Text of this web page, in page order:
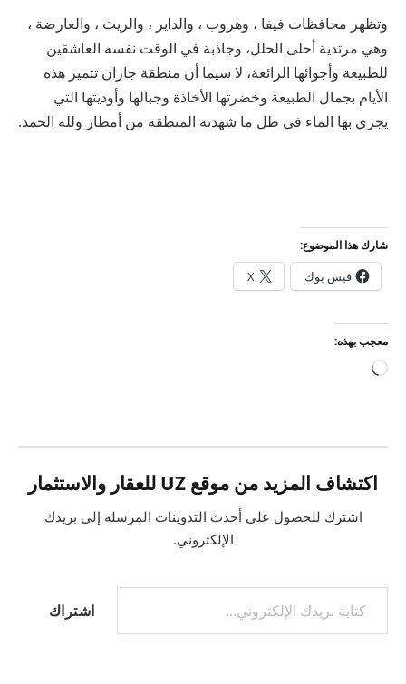
وتظهر محافظات فيفا ، وهروب ، والداير ، والريث ، والعارضة ،
وهي مرتدية أحلى الحلل، وجاذبة في الوقت نفسه العاشقين
للطبيعة وأجوائها الرائعة، لا سيما أن منطقة جازان تتميز هذه
الأيام بجمال الطبيعة وخضرتها الأخاذة وجبالها وأوديتها التي
يجري بها الماء في ظل ما شهدته المنطقة من أمطار ولله الحمد.
شارك هذا الموضوع:
فيس بوك X
معجب بهذه:
جاري
اكتشاف المزيد من موقع UZ للعقار والاستثمار
اشترك للحصول على أحدث التدوينات المرسلة إلى بريدك
الإلكتروني.
كتابة بريدك الإلكتروني...
اشتراك